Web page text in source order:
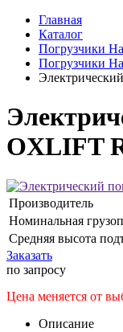
Главная
Каталог
Погрузчики
Погрузчики
OXLIFT
Производитель
Номинальная
Средняя высота
Заказать
по запросу
Цена меняется от
Описание